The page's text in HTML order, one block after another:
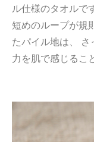
ル仕様のタオルで
短めのループが規
たパイル地は、
力を肌で感じるこ